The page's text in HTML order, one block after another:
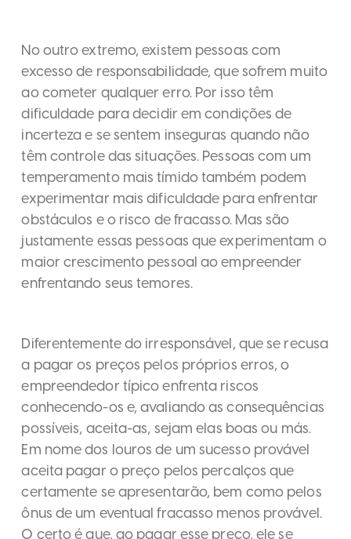
No outro extremo, existem pessoas com
excesso de responsabilidade, que sofrem muito
ao cometer qualquer erro. Por isso têm
dificuldade para decidir em condições de
incerteza e se sentem inseguras quando não
têm controle das situações. Pessoas com um
temperamento mais tímido também podem
experimentar mais dificuldade para enfrentar
obstáculos e o risco de fracasso. Mas são
justamente essas pessoas que experimentam o
maior crescimento pessoal ao empreender
enfrentando seus temores.
Diferentemente do irresponsável, que se recusa
a pagar os preços pelos próprios erros, o
empreendedor típico enfrenta riscos
conhecendo-os e, avaliando as consequências
possíveis, aceita-as, sejam elas boas ou más.
Em nome dos louros de um sucesso provável
aceita pagar o preço pelos percalços que
certamente se apresentarão, bem como pelos
ônus de um eventual fracasso menos provável.
O certo é que, ao pagar esse preço, ele se